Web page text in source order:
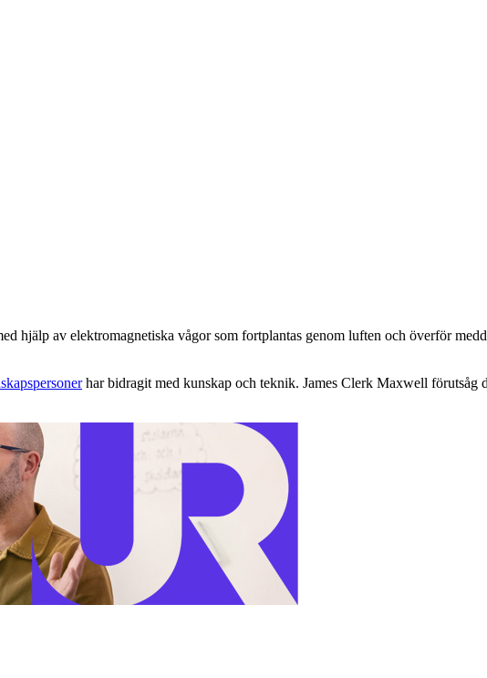
hjälp av elektromagnetiska vågor som fortplantas genom luften och överför
har bidragit med kunskap och teknik. James Clerk Maxwell förutsåg